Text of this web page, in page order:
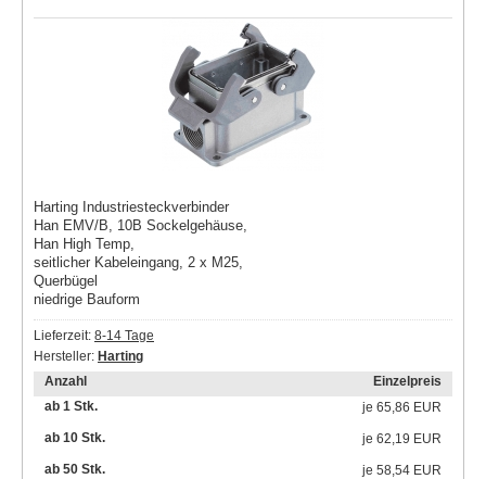
Harting Industriesteckverbinder
Han EMV/B, 10B Sockelgehäuse,
Han High Temp,
seitlicher Kabeleingang, 2 x M25,
Querbügel
niedrige Bauform
Lieferzeit: 8-14 Tage
Hersteller: Harting
Anzahl
Einzelpreis
ab 1 Stk.
je 65,86 EUR
ab 10 Stk.
je 62,19 EUR
ab 50 Stk.
je 58,54 EUR